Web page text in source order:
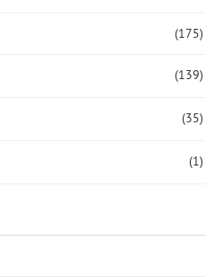
(175)
(139)
(35)
(1)